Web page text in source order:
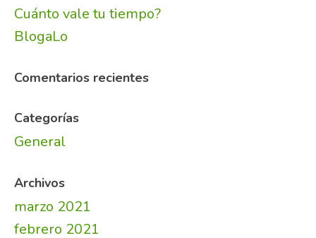
Cuánto vale tu tiempo?
BlogaLo
Comentarios recientes
Categorías
General
Archivos
marzo 2021
febrero 2021